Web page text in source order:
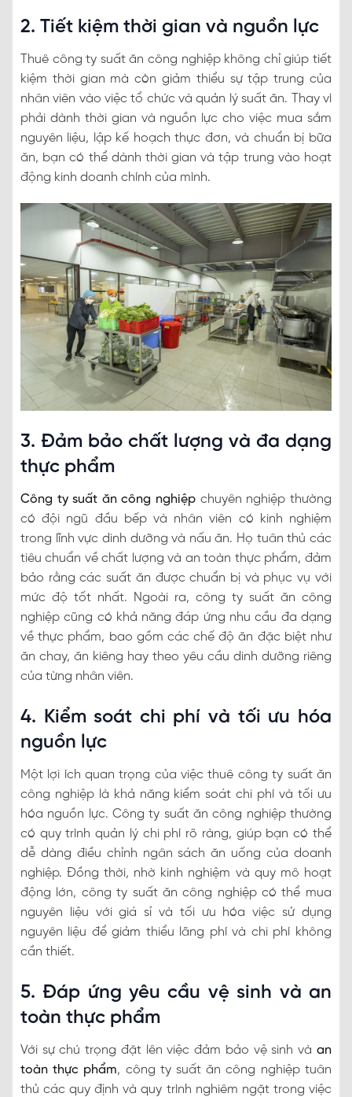
2. Tiết kiệm thời gian và nguồn lực
Thuê công ty suất ăn công nghiệp không chỉ giúp tiết
kiệm thời gian mà còn giảm thiểu sự tập trung của
nhân viên vào việc tổ chức và quản lý suất ăn. Thay vì
phải dành thời gian và nguồn lực cho việc mua sắm
nguyên liệu, lập kế hoạch thực đơn, và chuẩn bị bữa
ăn, bạn có thể dành thời gian và tập trung vào hoạt
động kinh doanh chính của mình.
3. Đảm bảo chất lượng và đa dạng
thực phẩm
Công ty suất ăn công nghiệp chuyên nghiệp thường
có đội ngũ đầu bếp và nhân viên có kinh nghiệm
trong lĩnh vực dinh dưỡng và nấu ăn. Họ tuân thủ các
tiêu chuẩn về chất lượng và an toàn thực phẩm, đảm
bảo rằng các suất ăn được chuẩn bị và phục vụ với
mức độ tốt nhất. Ngoài ra, công ty suất ăn công
nghiệp cũng có khả năng đáp ứng nhu cầu đa dạng
về thực phẩm, bao gồm các chế độ ăn đặc biệt như
ăn chay, ăn kiêng hay theo yêu cầu dinh dưỡng riêng
của từng nhân viên.
4. Kiểm soát chi phí và tối ưu hóa
nguồn lực
Một lợi ích quan trọng của việc thuê công ty suất ăn
công nghiệp là khả năng kiểm soát chi phí và tối ưu
hóa nguồn lực. Công ty suất ăn công nghiệp thường
có quy trình quản lý chi phí rõ ràng, giúp bạn có thể
dễ dàng điều chỉnh ngân sách ăn uống của doanh
nghiệp. Đồng thời, nhờ kinh nghiệm và quy mô hoạt
động lớn, công ty suất ăn công nghiệp có thể mua
nguyên liệu với giá sỉ và tối ưu hóa việc sử dụng
nguyên liệu để giảm thiểu lãng phí và chi phí không
cần thiết.
5. Đáp ứng yêu cầu vệ sinh và an
toàn thực phẩm
Với sự chú trọng đặt lên việc đảm bảo vệ sinh và an
toàn thực phẩm, công ty suất ăn công nghiệp tuân
thủ các quy định và quy trình nghiêm ngặt trong việc